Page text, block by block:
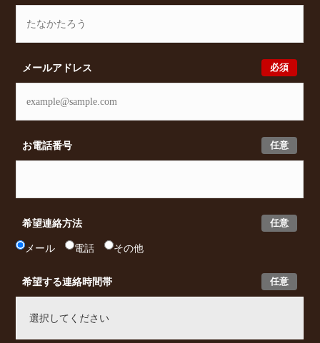
必須
メールアドレス
任意
お電話番号
任意
希望連絡方法
メール 電話 その他
任意
希望する連絡時間帯